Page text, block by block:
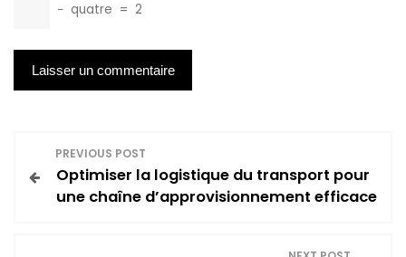
− quatre = 2
a
PREVIOUS POST
Optimiser la logistique du transport pour
une chaîne d’approvisionnement efficace